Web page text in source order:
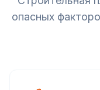
опасных